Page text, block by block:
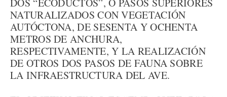
DOS “ECODUCTOS”, O PASOS SUPERIORES
NATURALIZADOS CON VEGETACIÓN
AUTÓCTONA, DE SESENTA Y OCHENTA
METROS DE ANCHURA,
RESPECTIVAMENTE, Y LA REALIZACIÓN
DE OTROS DOS PASOS DE FAUNA SOBRE
LA INFRAESTRUCTURA DEL AVE.